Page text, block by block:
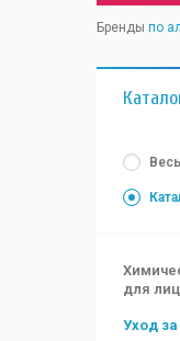
Бренды по
для
Уход